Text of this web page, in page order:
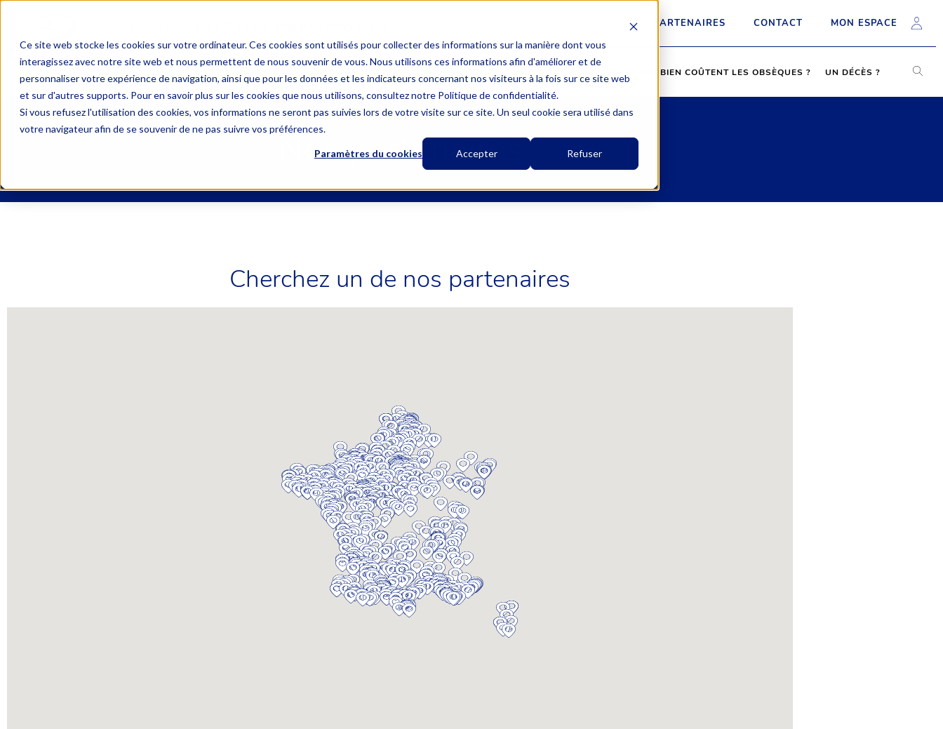
Ce site web stocke les cookies sur votre ordinateur. Ces cookies sont utilisés pour collecter des informations sur la manière dont vous
interagissez avec notre site web et nous permettent de nous souvenir de vous. Nous utilisons ces informations afin d'améliorer et de
personnaliser votre expérience de navigation, ainsi que pour les données et les indicateurs concernant nos visiteurs à la fois sur ce site web
et sur d'autres supports. Pour en savoir plus sur les cookies que nous utilisons, consultez notre Politique de confidentialité.
Si vous refusez l'utilisation des cookies, vos informations ne seront pas suivies lors de votre visite sur ce site. Un seul cookie sera utilisé dans
votre navigateur afin de se souvenir de ne pas suivre vos préférences.
Paramètres du cookies Accepter Refuser
PARTENAIRES CONTACT MON ESPACE
COMBIEN COÛTENT LES OBSÈQUES ? UN DÉCÈS ?
Nos partenaires
Cherchez un de nos partenaires